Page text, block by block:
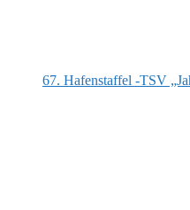
67. Hafenstaffel -TSV